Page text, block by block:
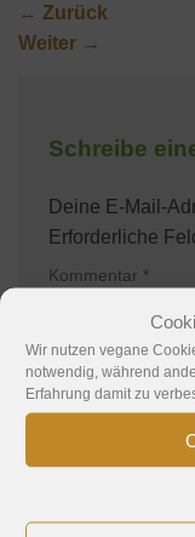
Wir nutzen vegane
notwendig, während
Erfahrung damit zu
← Zurück
Weiter →
Schreibe
Deine E-Mail-
Erforderliche
Kommentar *